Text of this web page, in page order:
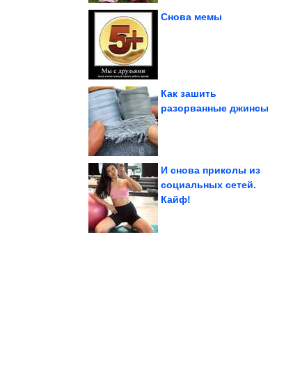
Снова мемы
Летние фотографии с
Как зашить
разорванные джинсы
Евросоюз ввел санкции
против VK
И снова приколы из
социальных сетей.
Кайф!